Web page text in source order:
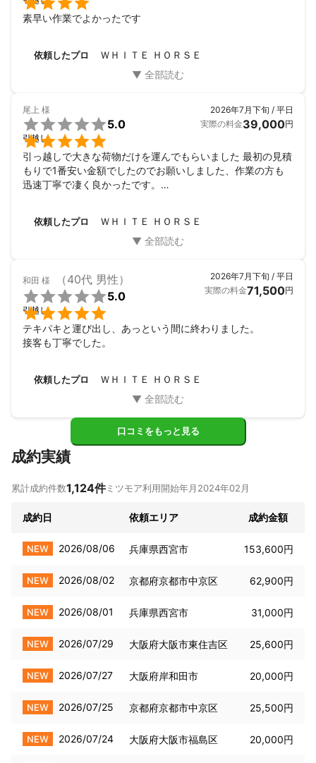
素早い作業でよかったです
依頼したプロ ＷＨＩＴＥ ＨＯＲＳＥ
尾上 様


5.0
引越し
2026年7月下旬 / 平日
実際の料金39,000円
引っ越しで大きな荷物だけを運んでもらいました 最初の見積
もりで1番安い金額でしたのでお願いしました、作業の方も
迅速丁寧で凄く良かったです。
言う事で何と重たい物を9階から階段で運んで下さって感激
しました、予期せぬトラブルでしたが感謝はしか有りませ
依頼したプロ ＷＨＩＴＥ ＨＯＲＳＥ
和田 様 （40代 男性）


5.0
引越し
2026年7月下旬 / 平日
実際の料金71,500円
テキパキと運び出し、あっという間に終わりました。
接客も丁寧でした。
依頼したプロ ＷＨＩＴＥ ＨＯＲＳＥ
口コミをもっと見る
成約実績
累計成約件数1,124件ミツモア利用開始年月 2024年02月
成約日 依頼エリア 成約金額
NEW 2026/08/06 兵庫県西宮市 153,600円
NEW 2026/08/02 京都府京都市中京区 62,900円
NEW 2026/08/01 兵庫県西宮市 31,000円
NEW 2026/07/29 大阪府大阪市東住吉区 25,600円
NEW 2026/07/27 大阪府岸和田市 20,000円
NEW 2026/07/25 京都府京都市中京区 25,500円
NEW 2026/07/24 大阪府大阪市福島区 20,000円